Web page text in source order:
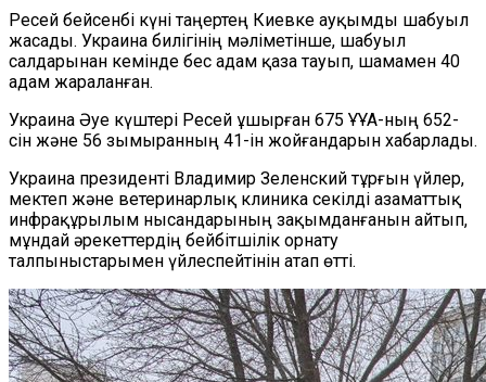
Ресей бейсенбі күні таңертең Киевке ауқымды шабуыл
жасады. Украина билігінің мәліметінше, шабуыл
салдарынан кемінде бес адам қаза тауып, шамамен 40
адам жараланған.
Украина Әуе күштері Ресей ұшырған 675 ҰҰА-ның 652-
сін және 56 зымыранның 41-ін жойғандарын хабарлады.
Украина президенті Владимир Зеленский тұрғын үйлер,
мектеп және ветеринарлық клиника секілді азаматтық
инфрақұрылым нысандарының зақымданғанын айтып,
мұндай әрекеттердің бейбітшілік орнату
талпыныстарымен үйлеспейтінін атап өтті.